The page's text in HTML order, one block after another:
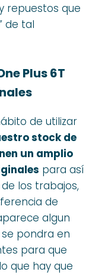
repuestos que
de tal
Plus 6T
de utilizar
stock de
un amplio
para así
los trabajos,
de
algun
pondra en
para que
que hay que